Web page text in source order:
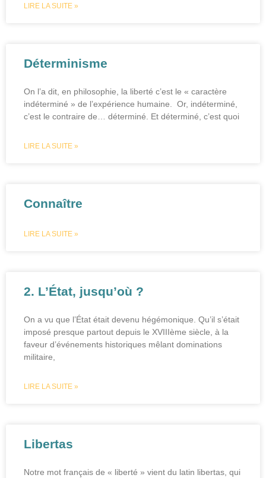
LIRE LA SUITE »
Déterminisme
On l’a dit, en philosophie, la liberté c’est le « caractère
indéterminé » de l’expérience humaine. Or, indéterminé,
c’est le contraire de… déterminé. Et déterminé, c’est quoi
LIRE LA SUITE »
Connaître
LIRE LA SUITE »
2. L’État, jusqu’où ?
On a vu que l’État était devenu hégémonique. Qu’il s’était
imposé presque partout depuis le XVIIIème siècle, à la
faveur d’événements historiques mêlant dominations
militaire,
LIRE LA SUITE »
Libertas
Notre mot français de « liberté » vient du latin libertas, qui